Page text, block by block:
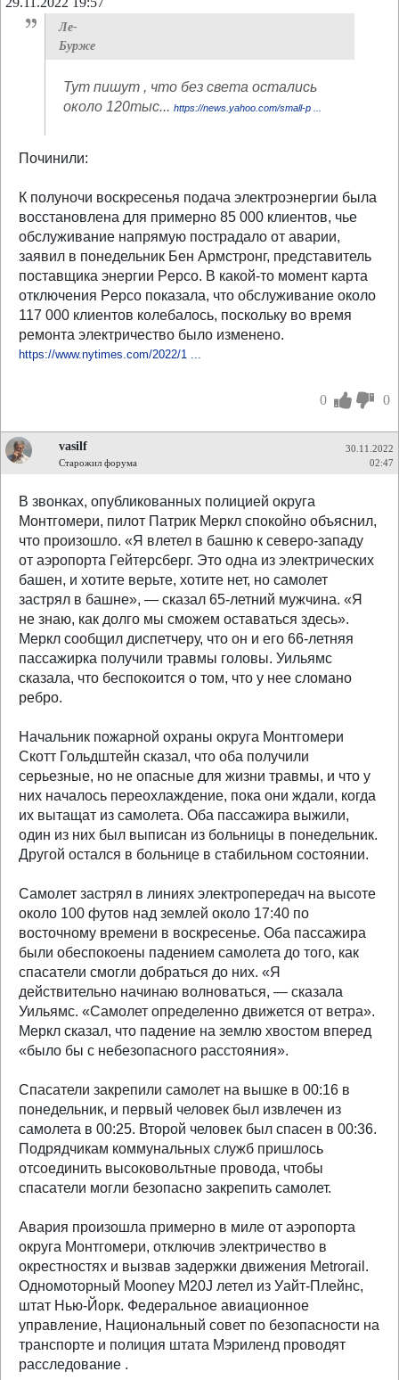
Ле-
Бурже
Тут пишут , что без света остались
около 120тыс... https://news.yahoo.com/small-p ...
Починили:
К полуночи воскресенья подача электроэнергии была
восстановлена ​​для примерно 85 000 клиентов, чье
обслуживание напрямую пострадало от аварии,
заявил в понедельник Бен Армстронг, представитель
поставщика энергии Pepco. В какой-то момент карта
отключения Pepco показала, что обслуживание около
117 000 клиентов колебалось, поскольку во время
ремонта электричество было изменено.
https://www.nytimes.com/2022/1 ...
0 0
vasilf
Старожил форума
30.11.2022
02:47
В звонках, опубликованных полицией округа
Монтгомери, пилот Патрик Меркл спокойно объяснил,
что произошло. «Я влетел в башню к северо-западу
от аэропорта Гейтерсберг. Это одна из электрических
башен, и хотите верьте, хотите нет, но самолет
застрял в башне», — сказал 65-летний мужчина. «Я
не знаю, как долго мы сможем оставаться здесь».
Меркл сообщил диспетчеру, что он и его 66-летняя
пассажирка получили травмы головы. Уильямс
сказала, что беспокоится о том, что у нее сломано
ребро.
Начальник пожарной охраны округа Монтгомери
Скотт Гольдштейн сказал, что оба получили
серьезные, но не опасные для жизни травмы, и что у
них началось переохлаждение, пока они ждали, когда
их вытащат из самолета. Оба пассажира выжили,
один из них был выписан из больницы в понедельник.
Другой остался в больнице в стабильном состоянии.
Самолет застрял в линиях электропередач на высоте
около 100 футов над землей около 17:40 по
восточному времени в воскресенье. Оба пассажира
были обеспокоены падением самолета до того, как
спасатели смогли добраться до них. «Я
действительно начинаю волноваться, — сказала
Уильямс. «Самолет определенно движется от ветра».
Меркл сказал, что падение на землю хвостом вперед
«было бы с небезопасного расстояния».
Спасатели закрепили самолет на вышке в 00:16 в
понедельник, и первый человек был извлечен из
самолета в 00:25. Второй человек был спасен в 00:36.
Подрядчикам коммунальных служб пришлось
отсоединить высоковольтные провода, чтобы
спасатели могли безопасно закрепить самолет.
Авария произошла примерно в миле от аэропорта
округа Монтгомери, отключив электричество в
окрестностях и вызвав задержки движения Metrorail.
Одномоторный Mooney M20J летел из Уайт-Плейнс,
штат Нью-Йорк. Федеральное авиационное
управление, Национальный совет по безопасности на
транспорте и полиция штата Мэриленд проводят
расследование .